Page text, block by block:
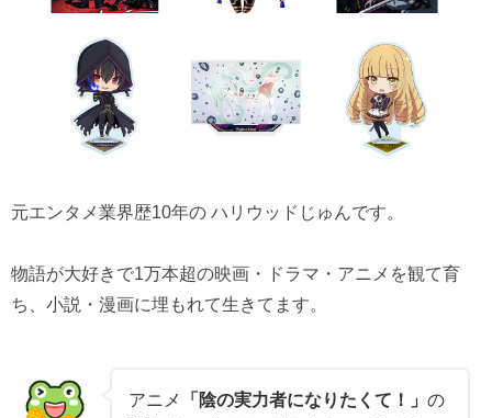
元エンタメ業界歴10年の ハリウッドじゅんです。
物語が大好きで1万本超の映画・ドラマ・アニメを観て育
ち、小説・漫画に埋もれて生きてます。
アニメ 「陰の実力者になりたくて！」 の